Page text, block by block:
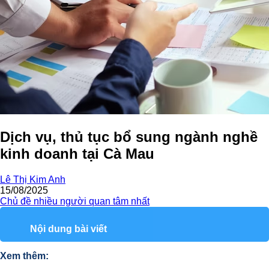
Dịch vụ, thủ tục bổ sung ngành nghề
kinh doanh tại Cà Mau
Lê Thị Kim Anh
15/08/2025
Chủ đề nhiều người quan tâm nhất
Nội dung bài viết
Xem thêm: